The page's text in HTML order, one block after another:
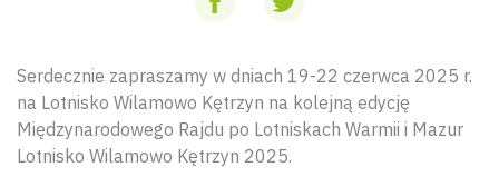
Serdecznie zapraszamy w dniach 19-22 czerwca 2025 r.
na Lotnisko Wilamowo Kętrzyn na kolejną edycję
Międzynarodowego Rajdu po Lotniskach Warmii i Mazur
Lotnisko Wilamowo Kętrzyn 2025.